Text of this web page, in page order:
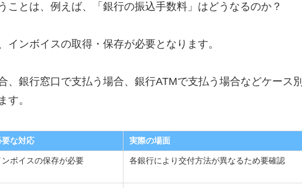
ことは、例えば、「銀行の振込手数料」はどうなるのか？
インボイスの取得・保存が必要となります。
、銀行窓口で支払う場合、銀行ATMで支払う場合などケース別
す。
要な対応 実際の場面
ンボイスの保存が必要 各銀行により交付方法が異なるため要確認